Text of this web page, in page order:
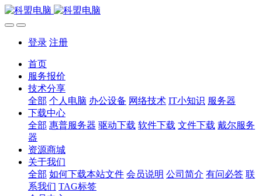
登录 注册
首页
服务报价
技术分享
全部 个人电脑 办公设备 网络技术 IT小知识 服务器
下载中心
全部 惠普服务器 驱动下载 软件下载 文件下载 戴尔服务
器
资源商城
关于我们
全部 如何下载本站文件 会员说明 公司简介 有问必答 联
系我们 TAG标签